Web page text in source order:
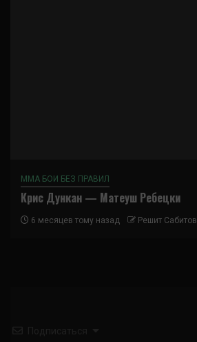
ММА БОИ БЕЗ ПРАВИЛ
Крис Дункан — Матеуш Ребецки
6 месяцев тому назад Решит Сабитов